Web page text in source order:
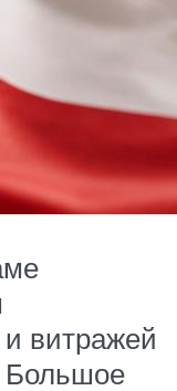
и витражей
Большое